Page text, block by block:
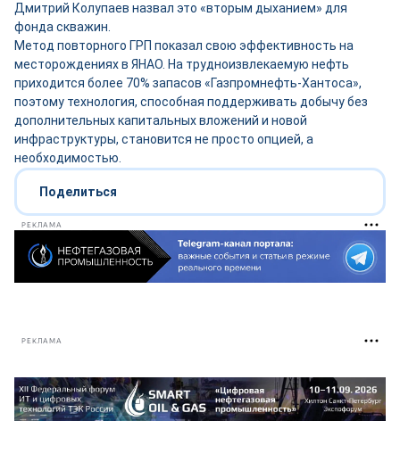
Дмитрий Колупаев назвал это «вторым дыханием» для
фонда скважин.
Метод повторного ГРП показал свою эффективность на
месторождениях в ЯНАО. На трудноизвлекаемую нефть
приходится более 70% запасов «Газпромнефть-Хантоса»,
поэтому технология, способная поддерживать добычу без
дополнительных капитальных вложений и новой
инфраструктуры, становится не просто опцией, а
необходимостью.
Поделиться
РЕКЛАМА
РЕКЛАМА